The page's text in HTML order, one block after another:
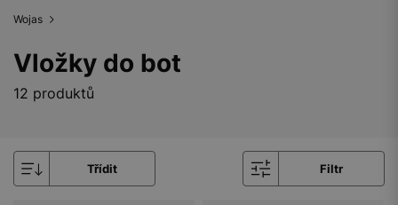
Wojas
Vložky do bot
12 produktů
Třídit Filtr